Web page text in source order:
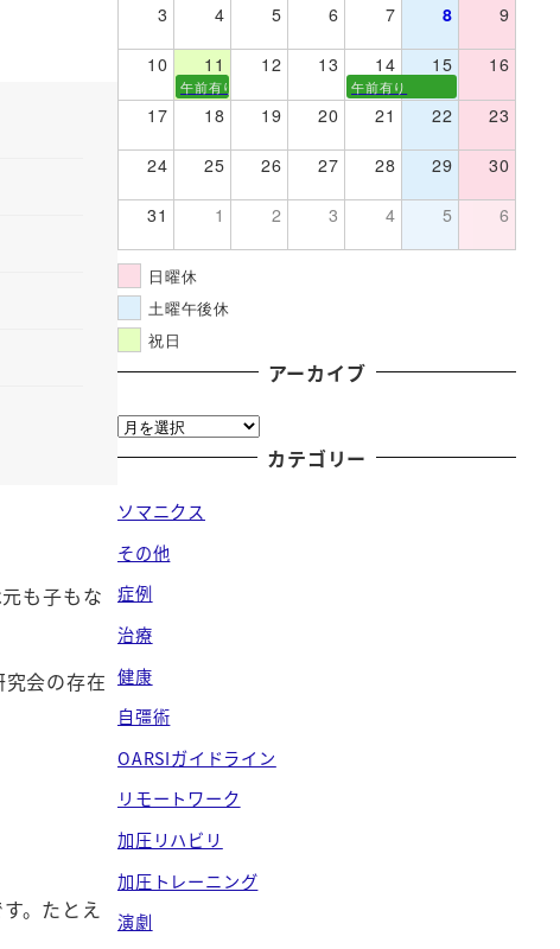
も子もな
会の存在
。たとえ
3 4 5 6 7 8 9
10 11 12 13 14 15 16
午前有り 午前有り
17 18 19 20 21 22 23
24 25 26 27 28 29 30
31 1 2 3 4 5 6
日曜休
土曜午後休
祝日
アーカイブ
ア
ー
イ
ブ
カテゴリー
ソマニクス
その他
症例
治療
健康
自彊術
OARSIガイドライン
リモートワーク
加圧リハビリ
加圧トレーニング
演劇